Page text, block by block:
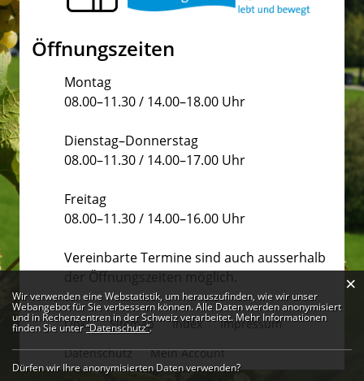
Öffnungszeiten
Montag
08.00–11.30 / 14.00–18.00 Uhr
Dienstag–Donnerstag
08.00–11.30 / 14.00–17.00 Uhr
Freitag
08.00–11.30 / 14.00–16.00 Uhr
Vereinbarte Termine sind auch ausserhalb
der Öffnungszeiten möglich.
Links Sitemap Index
Impressum
Datenschutz
Mein Account
Webstatistik
Wir verwenden eine Webstatistik, um herauszufinden, wie wir unser
Webangebot für Sie verbessern können. Alle Daten werden anonymisiert
und in Rechenzentren in der Schweiz verarbeitet. Mehr Informationen
finden Sie unter“Datenschutz“.
Dürfen wir Ihre anonymisierten Daten verwenden?
×